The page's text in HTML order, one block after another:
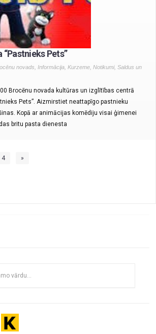
Pets”
novads Informācija Kurzeme Notikumi, Saldus un
Brocēnu novada kultūras un izglītības centrā
Pets”. Aizmirstiet neattapīgo pastnieku
Kopā ar animācijas komēdiju visai ģimenei
britu pasta dienesta
4 »